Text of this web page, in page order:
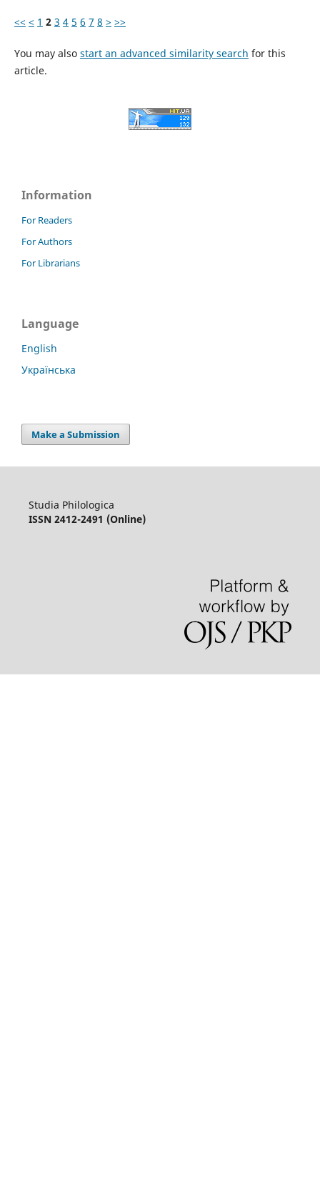
<< < 1 2 3 4 5 6 7 8 > >>
You may also start an advanced similarity search for this
article.
Information
For Readers
For Authors
For Librarians
Language
English
Українська
Make a Submission
Studia Philologica
ISSN 2412-2491 (Online)